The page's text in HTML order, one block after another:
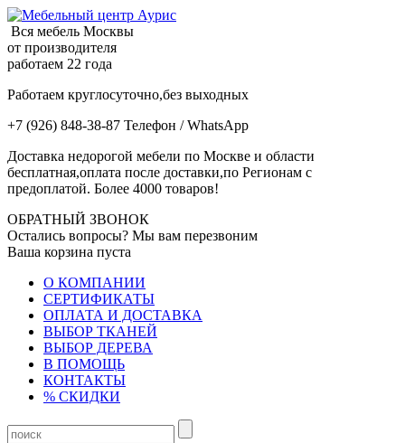
Вся мебель Москвы
от производителя
работаем 22 года
Работаем круглосуточно,без выходных
+7 (926) 848-38-87 Телефон / WhatsApp
Доставка недорогой мебели по Москве и области
бесплатная,оплата после доставки,по Регионам с
предоплатой. Более 4000 товаров!
ОБРАТНЫЙ ЗВОНОК
Остались вопросы? Мы вам перезвоним
Ваша корзина пуста
О КОМПАНИИ
СЕРТИФИКАТЫ
ОПЛАТА И ДОСТАВКА
ВЫБОР ТКАНЕЙ
ВЫБОР ДЕРЕВА
В ПОМОЩЬ
КОНТАКТЫ
% СКИДКИ